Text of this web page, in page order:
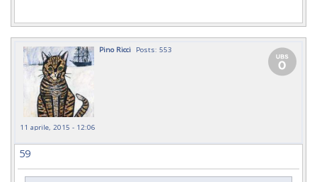
Pino Ricci Posts: 553
11 aprile, 2015 - 12:06
59